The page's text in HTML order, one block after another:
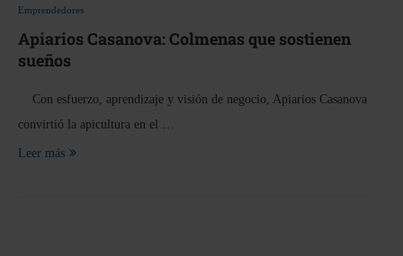
Emprendedores
Apiarios Casanova: Colmenas que sostienen
sueños
Con esfuerzo, aprendizaje y visión de negocio, Apiarios Casanova
convirtió la apicultura en el …
Leer más